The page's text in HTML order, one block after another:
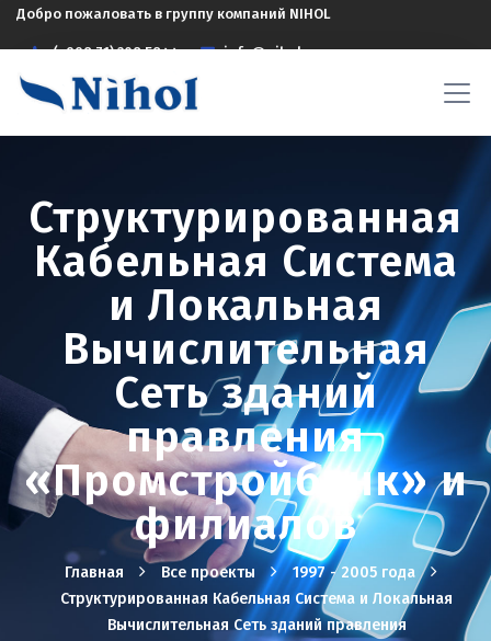
Добро пожаловать в группу компаний NIHOL
(+998 71) 208 5844 info@nihol.uz
Структурированная
Кабельная Система
и Локальная
Вычислительная
Сеть зданий
правления
«Промстройбанк» и
филиалов
Главная Все проекты
1997 - 2005 года
Структурированная Кабельная Система и Локальная
Вычислительная Сеть зданий правления